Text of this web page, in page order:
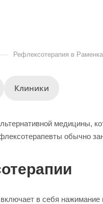
— Рефлексотерапия в
Клиники
медицины,
обычно
в себя